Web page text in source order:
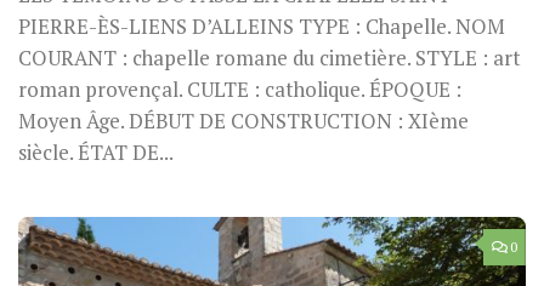
PIERRE-ÈS-LIENS D’ALLEINS TYPE : Chapelle. NOM
COURANT : chapelle romane du cimetière. STYLE : art
roman provençal. CULTE : catholique. ÉPOQUE :
Moyen Âge. DÉBUT DE CONSTRUCTION : XIème
siècle. ÉTAT DE...
0